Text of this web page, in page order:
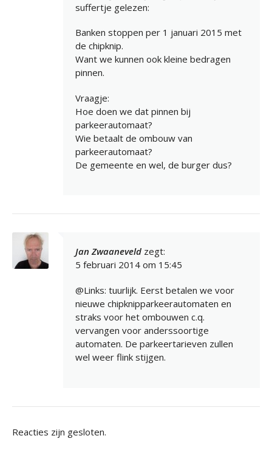
suffertje gelezen:
Banken stoppen per 1 januari 2015 met
de chipknip.
Want we kunnen ook kleine bedragen
pinnen.
Vraagje:
Hoe doen we dat pinnen bij
parkeerautomaat?
Wie betaalt de ombouw van
parkeerautomaat?
De gemeente en wel, de burger dus?
Jan Zwaaneveld zegt:
5 februari 2014 om 15:45
@Links: tuurlijk. Eerst betalen we voor
nieuwe chipknipparkeerautomaten en
straks voor het ombouwen c.q.
vervangen voor anderssoortige
automaten. De parkeertarieven zullen
wel weer flink stijgen.
Reacties zijn gesloten.